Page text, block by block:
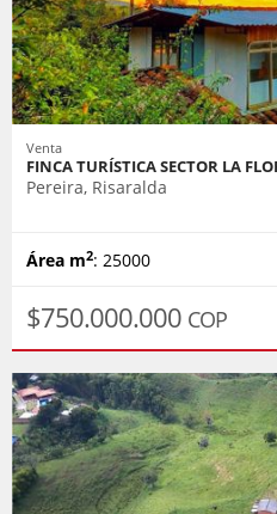
Venta
FINCA TURÍSTICA SECTOR LA
Pereira, Risaralda
Área m2: 25000
$750.000.000 COP